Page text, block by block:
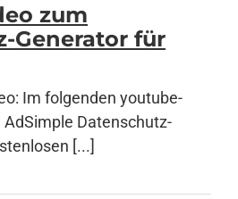
zum
Generator für
Im folgenden youtube-
Datenschutz-
[...]